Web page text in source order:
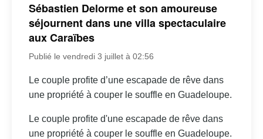
Sébastien Delorme et son amoureuse
séjournent dans une villa spectaculaire
aux Caraïbes
Publié le vendredi 3 juillet à 02:56
Le couple profite d’une escapade de rêve dans
une propriété à couper le souffle en Guadeloupe.
Le couple profite d'une escapade de rêve dans
une propriété à couper le souffle en Guadeloupe.